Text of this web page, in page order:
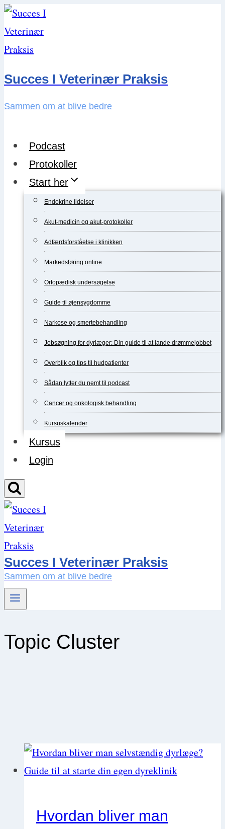
Skip
to
content
Succes I Veterinær Praksis
Sammen om at blive bedre
Podcast
Protokoller
Start her
Endokrine lidelser
Akut-medicin og akut-protokoller
Adfærdsforståelse i klinikken
Markedsføring online
Ortopædisk undersøgelse
Guide til øjensygdomme
Narkose og smertebehandling
Jobsøgning for dyrlæger: Din guide til at lande drømmejobbet
Overblik og tips til hudpatienter
Sådan lytter du nemt til podcast
Cancer og onkologisk behandling
Kursuskalender
Kursus
Login
Succes I Veterinær Praksis
Sammen om at blive bedre
Topic Cluster
Hvordan bliver man